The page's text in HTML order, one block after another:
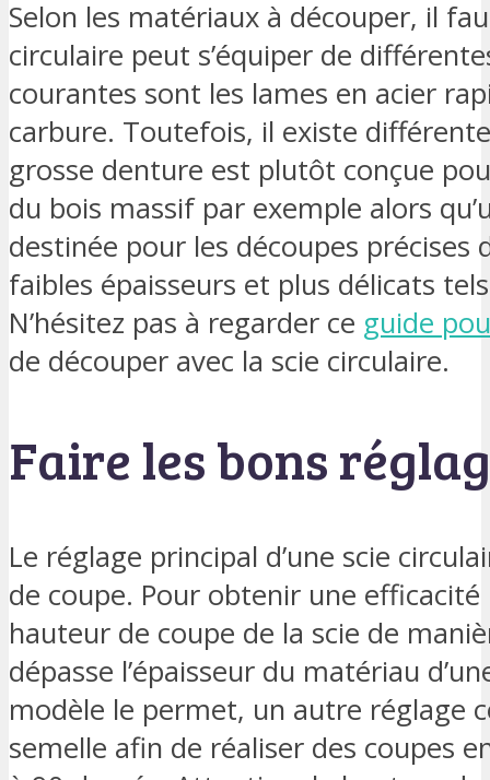
Selon les matériaux à découper, il
circulaire peut s’équiper de
courantes sont les lames en acier
carbure. Toutefois, il existe
grosse denture est plutôt conçue
du bois massif par exemple alors
destinée pour les découpes précises
faibles épaisseurs et plus délicats
N’hésitez pas à regarder ce guide
de découper avec la scie circulaire.
Faire les bons
Le réglage principal d’une scie
de coupe. Pour obtenir une
hauteur de coupe de la scie de
dépasse l’épaisseur du matériau
modèle le permet, un autre réglage
semelle afin de réaliser des coupes